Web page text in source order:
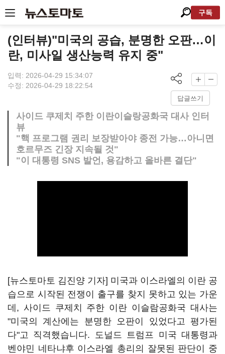
구독
(인터뷰)"미국의 공습, 분명한 오판…이
란, 미사일 생산능력 유지 중"
입력: 2026-04-29 15:34:07
수정: 2026-04-29 18:22:54
답글쓰기
사이드 쿠제치 주한 이란이슬랑공화국 대사 인터
뷰
"핵 프로그램 권리 보장받아야 종전 가능…아니면
호르무즈 긴장 지속될 것"
"이 대통령 SNS 발언, 용감하고 올바른 결단"
[뉴스토마토 김진양 기자] 미국과 이스라엘의 이란 공
습으로 시작된 전쟁이 출구를 찾지 못하고 있는 가운
데, 사이드 쿠제치 주한 이란 이슬람공화국 대사는
"미국의 계산에는 분명한 오판이 있었다고 평가된
다"고 직격했습니다. 도널드 트럼프 미국 대통령과
벤야민 네타냐후 이스라엘 총리의 잘못된 판단이 중